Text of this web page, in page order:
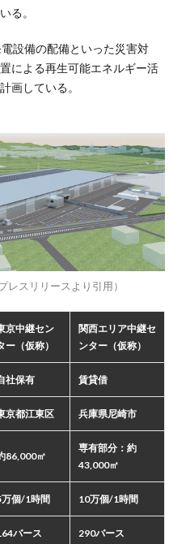
る。
設備の配備といった災害対
による再生可能エネルギー活
画している。
スリリースより引用）
京中継セン
ー（仮称）
関西エリア中継セ
ンター（仮称）
社保有 賃貸借
京都江東区 兵庫県尼崎市
86,000㎡
専有部分：約
43,000㎡
万個/1時間 10万個/1時間
バース 290バース